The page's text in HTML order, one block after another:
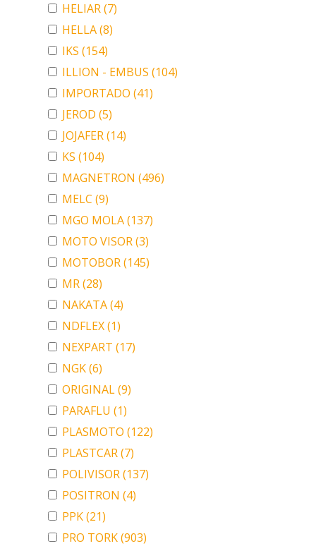
HELIAR(7)
HELLA(8)
IKS (154)
ILLION - EMBUS (104)
IMPORTADO (41)
JEROD (5)
JOJAFER(14)
KS (104)
MAGNETRON (496)
MELC (9)
MGO MOLA(137)
MOTO VISOR(3)
MOTOBOR(145)
MR(28)
NAKATA(4)
NDFLEX(1)
NEXPART (17)
NGK(6)
ORIGINAL(9)
PARAFLU (1)
PLASMOTO (122)
PLASTCAR(7)
POLIVISOR(137)
POSITRON (4)
PPK(21)
PRO TORK(903)